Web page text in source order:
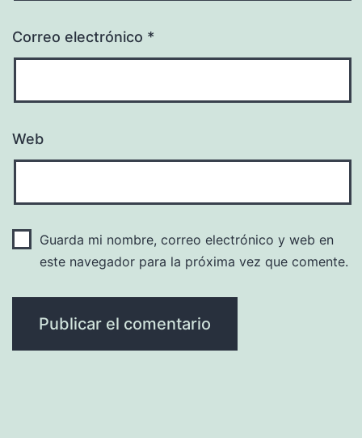
Correo electrónico *
Web
Guarda mi nombre, correo electrónico y web en
este navegador para la próxima vez que comente.